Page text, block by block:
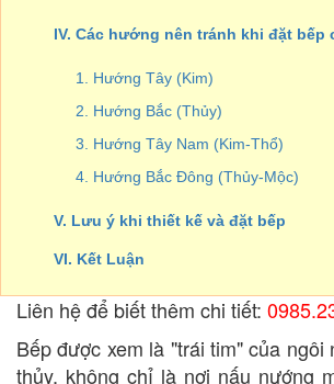
IV. Các hướng nên tránh khi đặt bếp
1. Hướng Tây (Kim)
2. Hướng Bắc (Thủy)
3. Hướng Tây Nam (Kim-Thổ)
4. Hướng Bắc Đông (Thủy-Mộc)
V. Lưu ý khi thiết kế và đặt bếp
VI. Kết Luận
Liên hệ để biết thêm chi tiết:
Bếp được xem là "trái tim" của ngôi
thủy, không chỉ là nơi nấu nướng